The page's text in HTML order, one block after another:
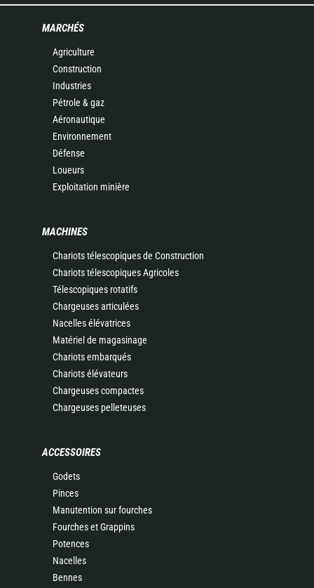
MARCHÉS
Agriculture
Construction
Industries
Pétrole & gaz
Aéronautique
Environnement
Défense
Loueurs
Exploitation minière
MACHINES
Chariots télescopiques de Construction
Chariots télescopiques Agricoles
Télescopiques rotatifs
Chargeuses articulées
Nacelles élévatrices
Matériel de magasinage
Chariots embarqués
Chariots élévateurs
Chargeuses compactes
Chargeuses pelleteuses
ACCESSOIRES
Godets
Pinces
Manutention sur fourches
Fourches et Grappins
Potences
Nacelles
Bennes